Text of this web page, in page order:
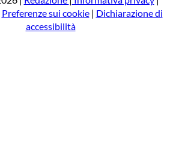
Preferenze sui cookie| Dichiarazione di
accessibilità